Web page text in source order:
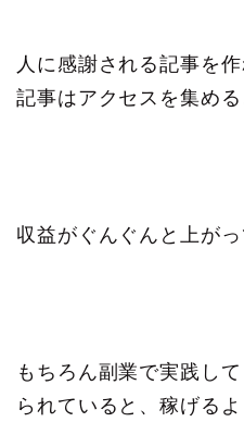
人に感謝される記事を
記事はアクセスを集める
収益がぐんぐんと上がっ
もちろん副業で実践し
られていると、稼げるよ